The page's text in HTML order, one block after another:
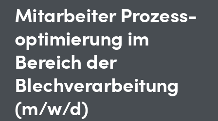
English
Mitarbeiter Prozess-
optimierung im
Bereich der
Blechverarbeitung
(m/w/d)